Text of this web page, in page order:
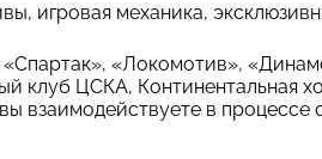
игровая механика,
«Локомотив»,
клуб ЦСКА, Континентальная
взаимодействуете в процессе